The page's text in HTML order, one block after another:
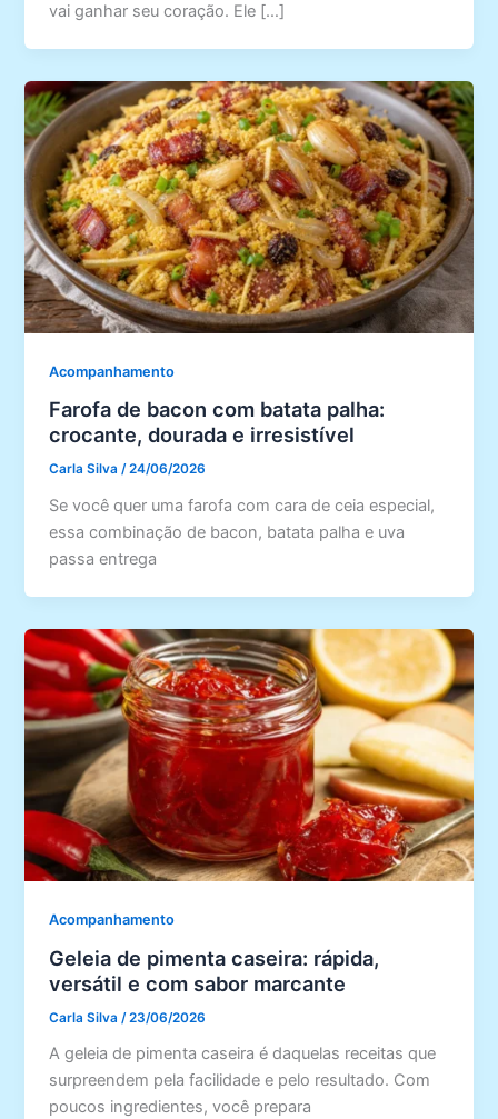
vai ganhar seu coração. Ele […]
Acompanhamento
Farofa de bacon com batata palha:
crocante, dourada e irresistível
Carla Silva/24/06/2026
Se você quer uma farofa com cara de ceia especial,
essa combinação de bacon, batata palha e uva
passa entrega
Acompanhamento
Geleia de pimenta caseira: rápida,
versátil e com sabor marcante
Carla Silva /23/06/2026
A geleia de pimenta caseira é daquelas receitas que
surpreendem pela facilidade e pelo resultado. Com
poucos ingredientes, você prepara